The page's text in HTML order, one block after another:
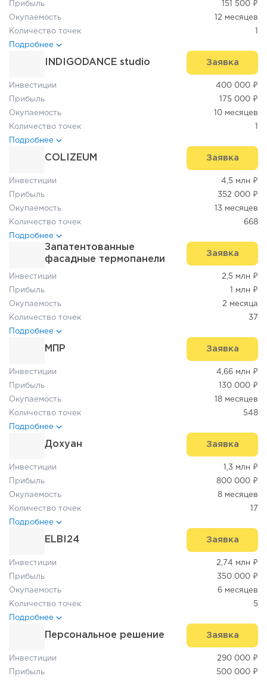
Прибыль 151 500 ₽
Окупаемость 12 месяцев
Количество точек
Подробнее
INDIGODANCE studio Заявка
Инвестиции 400 000 ₽
Прибыль 175 000 ₽
Окупаемость 10 месяцев
Количество точек
Подробнее
COLIZEUM Заявка
Инвестиции 4,5 млн ₽
Прибыль 352 000 ₽
Окупаемость 13 месяцев
Количество точек 668
Подробнее
Запатентованные
фасадные термопанели
Заявка
Инвестиции 2,5 млн ₽
Прибыль 1 млн ₽
Окупаемость 2 месяца
Количество точек 37
Подробнее
МПР Заявка
Инвестиции 4,66 млн ₽
Прибыль 130 000 ₽
Окупаемость 18 месяцев
Количество точек 548
Подробнее
Дохуан Заявка
Инвестиции 1,3 млн ₽
Прибыль 800 000 ₽
Окупаемость 8 месяцев
Количество точек 17
Подробнее
ELBI24 Заявка
Инвестиции 2,74 млн ₽
Прибыль 350 000 ₽
Окупаемость 6 месяцев
Количество точек 5
Подробнее
Персональное решение Заявка
Инвестиции 290 000 ₽
Прибыль 500 000 ₽